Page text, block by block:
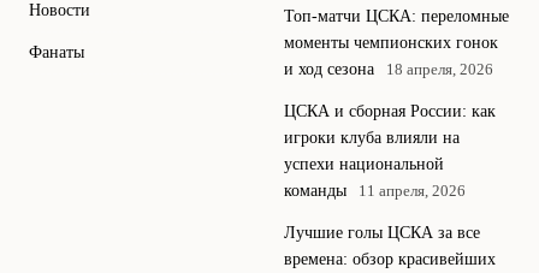
Новости
Фанаты
Топ-матчи ЦСКА: переломные
моменты чемпионских гонок
и ход сезона
18 апреля, 2026
ЦСКА и сборная России: как
игроки клуба влияли на
успехи национальной
команды
11 апреля, 2026
Лучшие голы ЦСКА за все
времена: обзор красивейших